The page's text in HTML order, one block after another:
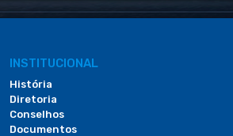
INSTITUCIONAL
História
Diretoria
Conselhos
Documentos